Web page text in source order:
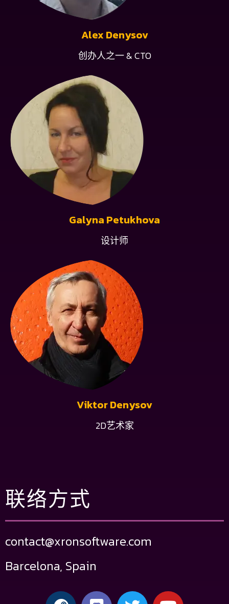
Alex Denysov
创办人之一 & CTO
Galyna Petukhova
设计师
Viktor Denysov
2D艺术家
联络方式
contact@xronsoftware.com
Barcelona, Spain